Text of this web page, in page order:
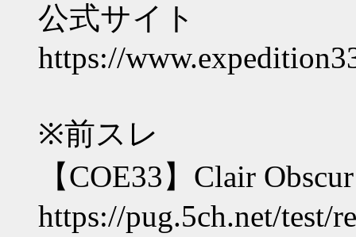
公式サイト
https://
※前スレ
【COE33】Clair
https://pug.5ch.net/test/